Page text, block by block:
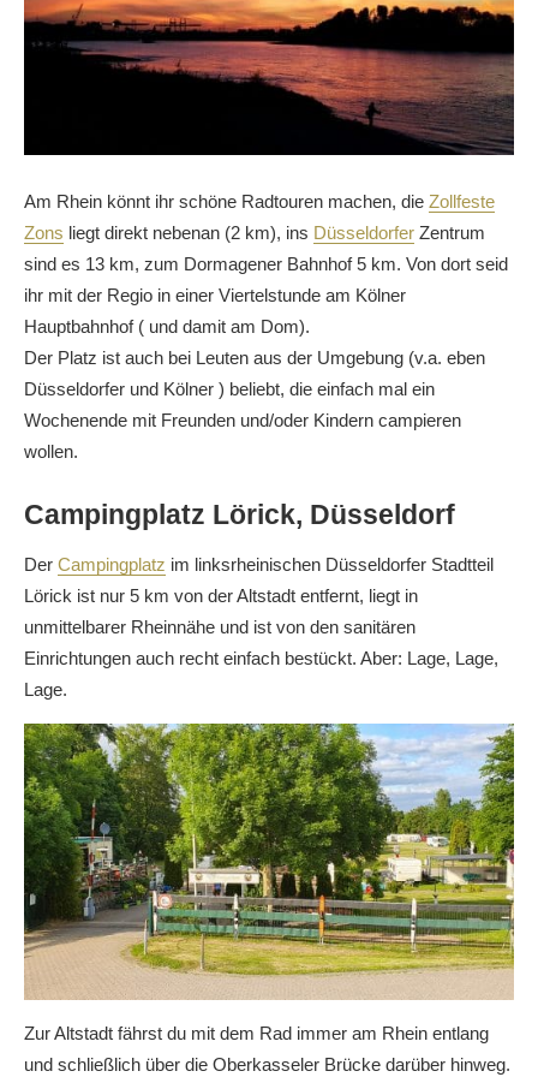
Am Rhein könnt ihr schöne Radtouren machen, die Zollfeste
Zons liegt direkt nebenan (2 km), ins Düsseldorfer Zentrum
sind es 13 km, zum Dormagener Bahnhof 5 km. Von dort seid
ihr mit der Regio in einer Viertelstunde am Kölner
Hauptbahnhof ( und damit am Dom).
Der Platz ist auch bei Leuten aus der Umgebung (v.a. eben
Düsseldorfer und Kölner ) beliebt, die einfach mal ein
Wochenende mit Freunden und/oder Kindern campieren
wollen.
Campingplatz Lörick, Düsseldorf
Der Campingplatz im linksrheinischen Düsseldorfer Stadtteil
Lörick ist nur 5 km von der Altstadt entfernt, liegt in
unmittelbarer Rheinnähe und ist von den sanitären
Einrichtungen auch recht einfach bestückt. Aber: Lage, Lage,
Lage.
Zur Altstadt fährst du mit dem Rad immer am Rhein entlang
und schließlich über die Oberkasseler Brücke darüber hinweg.